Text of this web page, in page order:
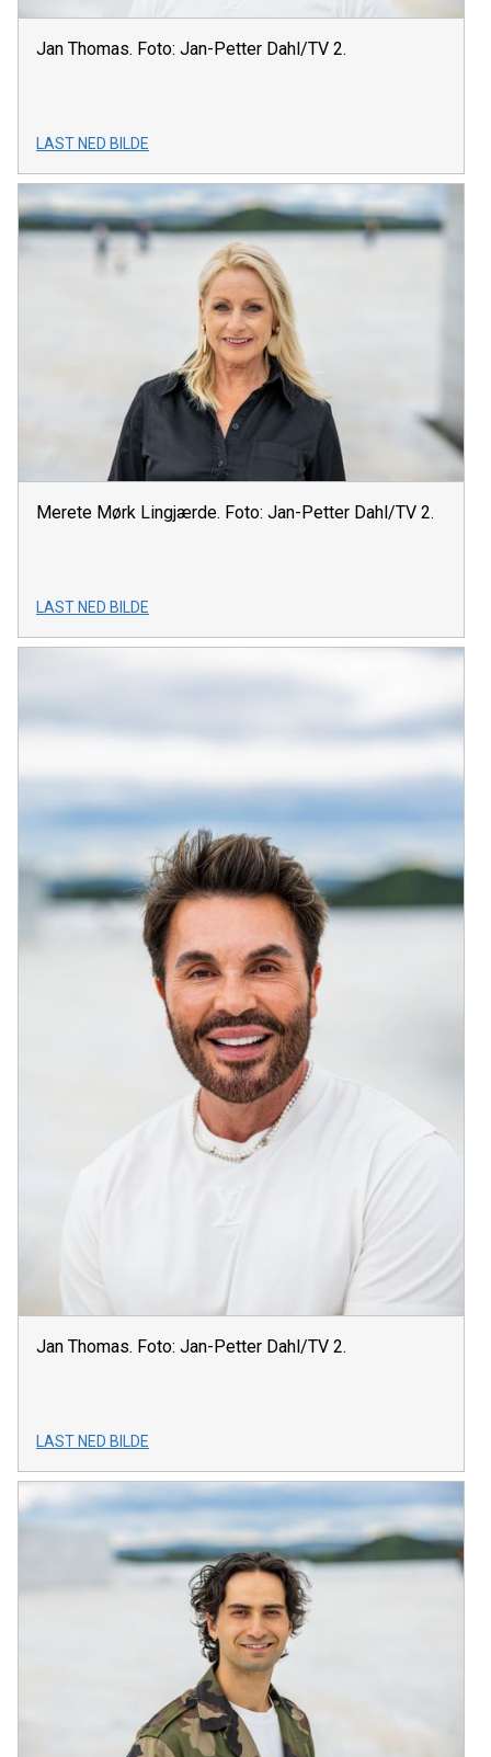
Jan Thomas. Foto: Jan-Petter Dahl/TV 2.
LAST NED BILDE
Merete Mørk Lingjærde. Foto: Jan-Petter Dahl/TV 2.
LAST NED BILDE
Jan Thomas. Foto: Jan-Petter Dahl/TV 2.
LAST NED BILDE